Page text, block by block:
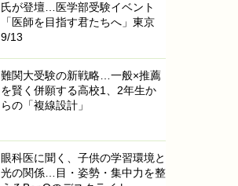
氏が登壇…医学部受験イベント
「医師を目指す君たちへ」東京
9/13
難関大受験の新戦略…一般×推薦
を賢く併願する高校1、2年生か
らの「複線設計」
眼科医に聞く、子供の学習環境と
光の関係…目・姿勢・集中力を整